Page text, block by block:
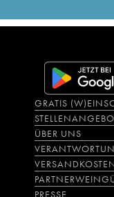
GRATIS
ÜBER UNS
PRESSE